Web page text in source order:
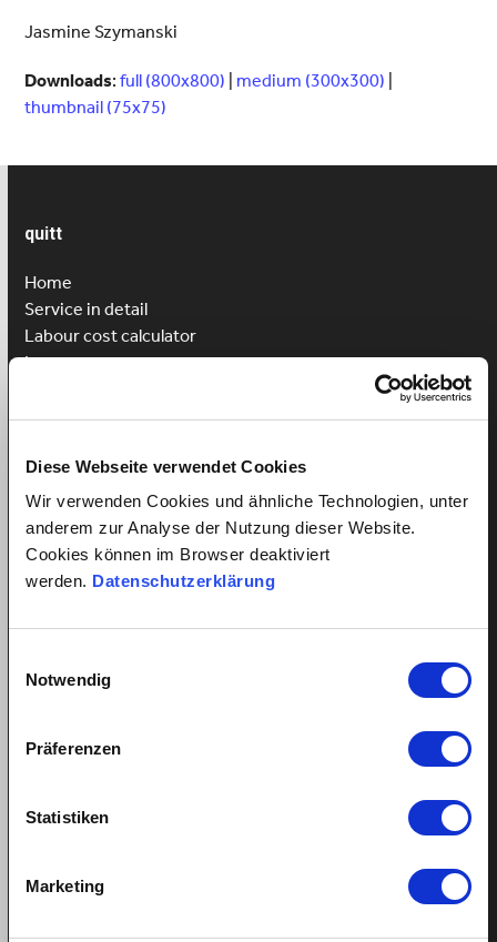
Diese Webseite verwendet Cookies
Wir verwenden Cookies und ähnliche Technologien, unter
anderem zur Analyse der Nutzung dieser Website.
Cookies können im Browser deaktiviert
werden. Datenschutzerklärung
Notwendig
Präferenzen
Statistiken
Marketing
Jasmine Szymanski
Downloads:full (800x800) medium (300x300)
thumbnail (75x75)
quitt
Home
Service in detail
Labour cost calculator
Insurances
Customer reviews
Login
Hire cleaner
Hire childcare
Hire caregiver
Employee login
All about employment relationships
Fair salary for cleaner